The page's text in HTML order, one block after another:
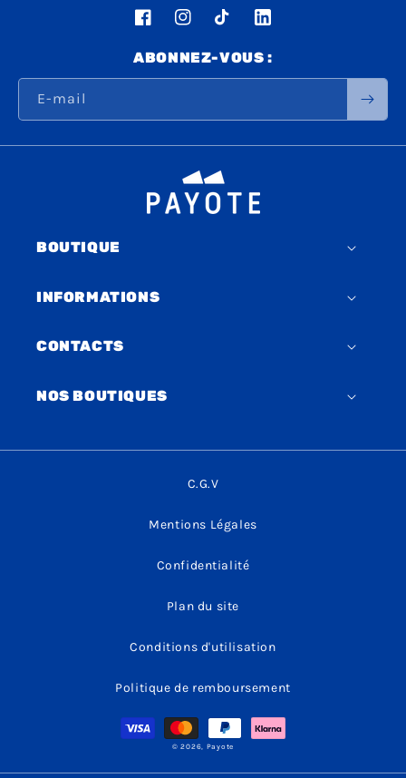
FacebookInstagramTikTok LinkedIn
ABONNEZ-VOUS :
E-mail
BOUTIQUE
INFORMATIONS
CONTACTS
NOS BOUTIQUES
C.G.V
Mentions Légales
Confidentialité
Plan du site
Conditions d'utilisation
Politique de remboursement
© 2026, Payote